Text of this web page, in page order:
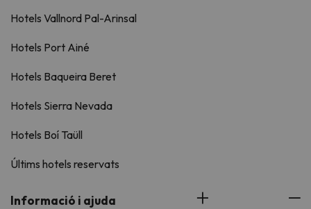
Hotels Vallnord Pal-Arinsal
Hotels Port Ainé
Hotels Baqueira Beret
Hotels Sierra Nevada
Hotels Boí Taüll
Últims hotels reservats
Informació i ajuda